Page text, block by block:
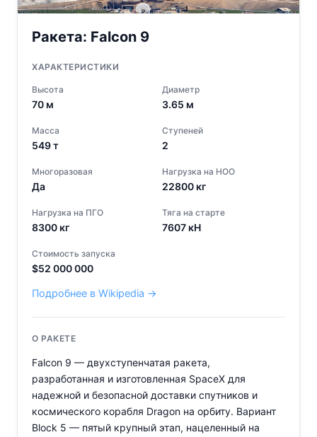
Ракета: Falcon 9
ХАРАКТЕРИСТИКИ
Высота
70 м
Диаметр
3.65 м
Масса
549т
Ступеней
2
Многоразовая
Да
Нагрузка на НОО
22800 кг
Нагрузка на ПГО
8300 кг
Тяга на старте
7607 кН
Стоимость запуска
$52 000 000
Подробнее в Wikipedia →
О РАКЕТЕ
Falcon 9 — двухступенчатая ракета,
разработанная и изготовленная SpaceX для
надежной и безопасной доставки спутников и
космического корабля Dragon на орбиту. Вариант
Block 5 — пятый крупный этап, нацеленный на